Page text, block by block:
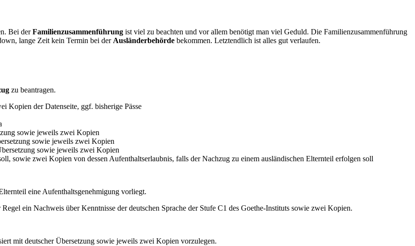
Bei derFamilienzusammenführung ist viel zu beachten und vor allem benötigt man viel Geduld. Die Familienzusammenführung
lange Zeit kein Termin bei der Ausländerbehörde bekommen. Letztendlich ist alles gut verlaufen.
zu beantragen.
Kopien der Datenseite, ggf. bisherige Pässe
sowie jeweils zwei Kopien
sowie jeweils zwei Kopien
sowie jeweils zwei Kopien
sowie zwei Kopien von dessen Aufenthaltserlaubnis, falls der Nachzug zu einem ausländischen Elternteil erfolgen soll
eine Aufenthaltsgenehmigung vorliegt.
ein Nachweis über Kenntnisse der deutschen Sprache der Stufe C1 des Goethe-Instituts sowie zwei Kopien.
mit deutscher Übersetzung sowie jeweils zwei Kopien vorzulegen.